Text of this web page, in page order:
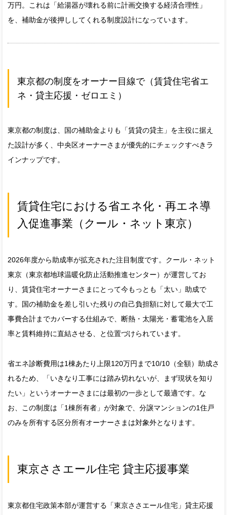
万円。これは「給湯器が壊れる前に計画交換する経済合理性」
を、補助金が後押ししてくれる制度設計になっています。
東京都の制度をオーナー目線で（賃貸住宅省エ
ネ・貸主応援・ゼロエミ）
東京都の制度は、国の補助金よりも「賃貸の貸主」を主役に据え
た設計が多く、中央区オーナーさまが優先的にチェックすべきラ
インナップです。
賃貸住宅における省エネ化・再エネ導
入促進事業（クール・ネット東京）
2026年度から助成率が拡充された注目制度です。クール・ネット
東京（東京都地球温暖化防止活動推進センター）が運営してお
り、賃貸住宅オーナーさまにとって今もっとも「太い」助成で
す。国の補助金を差し引いた残りの自己負担額に対して最大で工
事費合計までカバーする仕組みで、断熱・太陽光・蓄電池を入居
率と賃料維持に直結させる、と位置づけられています。
省エネ診断費用は1棟あたり上限120万円まで10/10（全額）助成さ
れるため、「いきなり工事には踏み切れないが、まず現状を知り
たい」というオーナーさまには最初の一歩として最適です。な
お、この制度は「1棟所有者」が対象で、分譲マンションの1住戸
のみを所有する区分所有オーナーさまは対象外となります。
東京ささエール住宅 貸主応援事業
東京都住宅政策本部が運営する「東京ささエール住宅」貸主応援